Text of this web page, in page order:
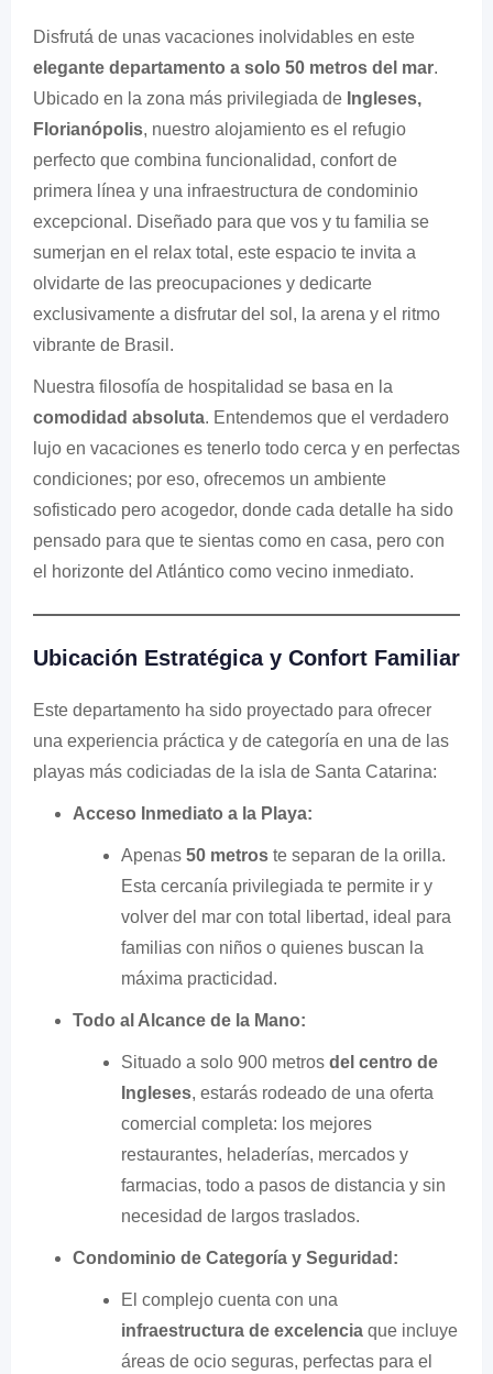
Disfrutá de unas vacaciones inolvidables en este
elegante departamento a solo 50 metros del mar.
Ubicado en la zona más privilegiada de Ingleses,
Florianópolis, nuestro alojamiento es el refugio
perfecto que combina funcionalidad, confort de
primera línea y una infraestructura de condominio
excepcional. Diseñado para que vos y tu familia se
sumerjan en el relax total, este espacio te invita a
olvidarte de las preocupaciones y dedicarte
exclusivamente a disfrutar del sol, la arena y el ritmo
vibrante de Brasil.
Nuestra filosofía de hospitalidad se basa en la
comodidad absoluta. Entendemos que el verdadero
lujo en vacaciones es tenerlo todo cerca y en perfectas
condiciones; por eso, ofrecemos un ambiente
sofisticado pero acogedor, donde cada detalle ha sido
pensado para que te sientas como en casa, pero con
el horizonte del Atlántico como vecino inmediato.
Ubicación Estratégica y Confort Familiar
Este departamento ha sido proyectado para ofrecer
una experiencia práctica y de categoría en una de las
playas más codiciadas de la isla de Santa Catarina:
Acceso Inmediato a la Playa:
Apenas 50 metros te separan de la orilla.
Esta cercanía privilegiada te permite ir y
volver del mar con total libertad, ideal para
familias con niños o quienes buscan la
máxima practicidad.
Todo al Alcance de la Mano:
Situado a solo 900 metros del centro de
Ingleses, estarás rodeado de una oferta
comercial completa: los mejores
restaurantes, heladerías, mercados y
farmacias, todo a pasos de distancia y sin
necesidad de largos traslados.
Condominio de Categoría y Seguridad:
El complejo cuenta con una
infraestructura de excelencia que incluye
áreas de ocio seguras, perfectas para el